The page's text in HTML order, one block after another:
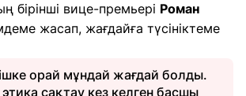
бірінші вице-премьері Роман
жасап, жағдайға түсініктеме
орай мұндай жағдай болды.
сақтау кез келген басшы